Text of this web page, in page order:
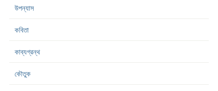
উপন্যাস
কবিতা
কাব্যগ্রন্থ
কৌতুক